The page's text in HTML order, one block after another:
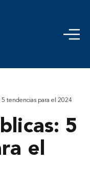
5 tendencias para el 2024
5
el